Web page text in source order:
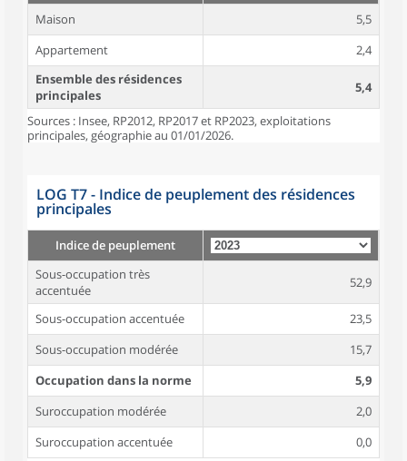
Maison
5,5
Appartement
2,4
Ensemble des résidences
principales
5,4
Sources : Insee, RP2012, RP2017 et RP2023, exploitations
principales, géographie au 01/01/2026.
LOG T7 - Indice de peuplement des résidences
principales
Indice de peuplement
Sous-occupation très
accentuée
52,9
Sous-occupation accentuée
23,5
Sous-occupation modérée
15,7
Occupation dans la norme
5,9
Suroccupation modérée
2,0
Suroccupation accentuée
0,0